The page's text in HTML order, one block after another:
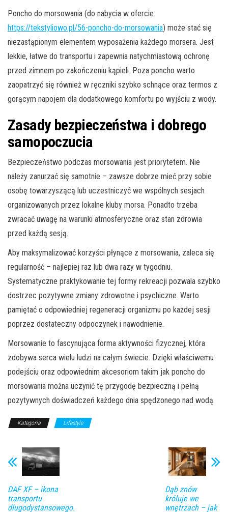
Poncho do morsowania (do nabycia w ofercie:
https://tekstyliowo.pl/56-poncho-do-morsowania) może stać się
niezastąpionym elementem wyposażenia każdego morsera. Jest
lekkie, łatwe do transportu i zapewnia natychmiastową ochronę
przed zimnem po zakończeniu kąpieli. Poza poncho warto
zaopatrzyć się również w ręczniki szybko schnące oraz termos z
gorącym napojem dla dodatkowego komfortu po wyjściu z wody.
Zasady bezpieczeństwa i dobrego
samopoczucia
Bezpieczeństwo podczas morsowania jest priorytetem. Nie
należy zanurzać się samotnie – zawsze dobrze mieć przy sobie
osobę towarzyszącą lub uczestniczyć we wspólnych sesjach
organizowanych przez lokalne kluby morsa. Ponadto trzeba
zwracać uwagę na warunki atmosferyczne oraz stan zdrowia
przed każdą sesją.
Aby maksymalizować korzyści płynące z morsowania, zaleca się
regularność – najlepiej raz lub dwa razy w tygodniu.
Systematyczne praktykowanie tej formy rekreacji pozwala szybko
dostrzec pozytywne zmiany zdrowotne i psychiczne. Warto
pamiętać o odpowiedniej regeneracji organizmu po każdej sesji
poprzez dostateczny odpoczynek i nawodnienie.
Morsowanie to fascynująca forma aktywności fizycznej, która
zdobywa serca wielu ludzi na całym świecie. Dzięki właściwemu
podejściu oraz odpowiednim akcesoriom takim jak poncho do
morsowania można uczynić tę przygodę bezpieczną i pełną
pozytywnych doświadczeń każdego dnia spędzonego nad wodą.
Kategoria Lifestyle
DAF XF – ikona
transportu
długodystansowego.
Dąb znów
króluje we
wnętrzach – jak